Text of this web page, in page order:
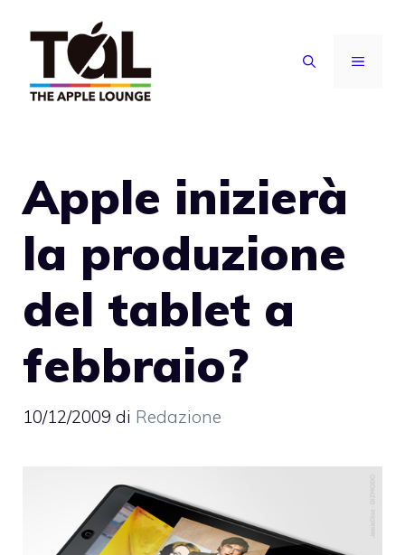
contenuto
MENU
Apple inizierà
la produzione
del tablet a
febbraio?
10/12/2009 di Redazione